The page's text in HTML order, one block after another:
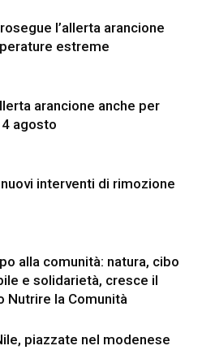
l’allerta arancione
estreme
arancione anche per
agosto
interventi di rimozione
alla comunità: natura, cibo
e solidarietà, cresce il
Nutrire la Comunità
piazzate nel modenese